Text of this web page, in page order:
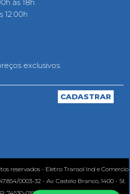
às 18h.
12:00h
exclusivos.
reservados - Eletro Transol Ind e Comercio
0003-32 - Av. Castelo Branco, 1400 - St.